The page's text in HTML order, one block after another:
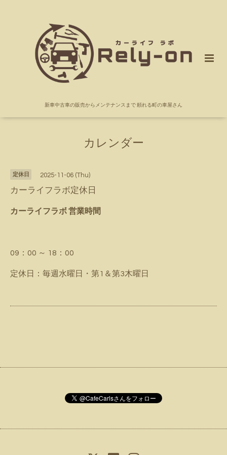
新車中古車の販売からメンテナンスまで 頼れる町の車屋さん
カレンダー
定休日 2025-11-06 (Thu)
カーライフラボ定休日
カーライフラボ 営業時間
09：00 ～ 18：00
定休日：毎週水曜日・第1＆第3木曜日